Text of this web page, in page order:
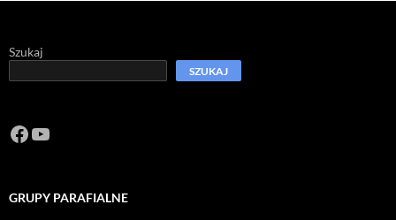
Szukaj
SZUKAJ
Facebook
https://www.youtube.com/channel/
GRUPY PARAFIALNE